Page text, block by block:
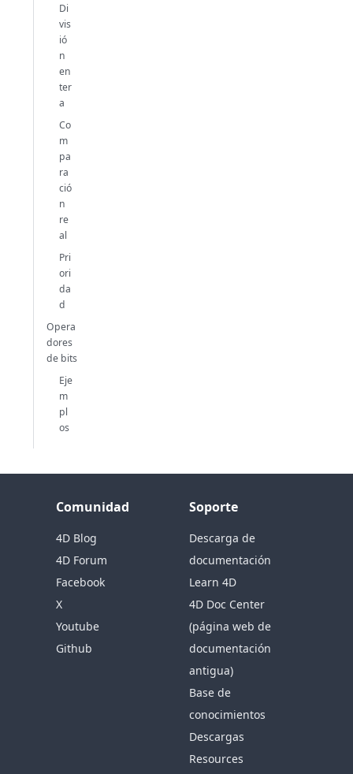
Di
vis
ió
n
en
ter
a
Co
m
pa
ra
ció
n
re
al
Pri
ori
da
d
Opera
dores
de bits
Eje
m
pl
os
Comunidad
4D Blog
4D Forum
Facebook
X
Youtube
Github
Soporte
Descarga de
documentación
Learn 4D
4D Doc Center
(página web de
documentación
antigua)
Base de
conocimientos
Descargas
Resources